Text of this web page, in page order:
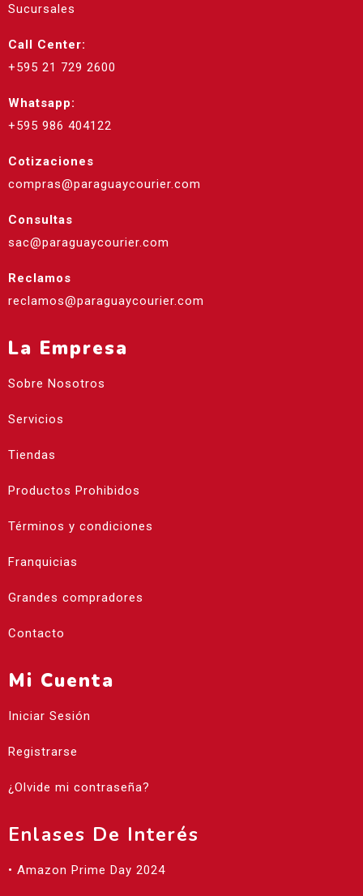
Sucursales
Call Center:
+595 21 729 2600
Whatsapp:
+595 986 404122
Cotizaciones
compras@paraguaycourier.com
Consultas
sac@paraguaycourier.com
Reclamos
reclamos@paraguaycourier.com
La Empresa
Sobre Nosotros
Servicios
Tiendas
Productos Prohibidos
Términos y condiciones
Franquicias
Grandes compradores
Contacto
Mi Cuenta
Iniciar Sesión
Registrarse
¿Olvide mi contraseña?
Enlases De Interés
• Amazon Prime Day 2024